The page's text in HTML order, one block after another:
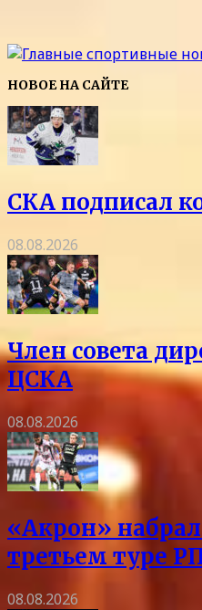
НОВОЕ НА САЙТЕ
СКА подписал
08.08.2026
Член совета
ЦСКА
08.08.2026
«Акрон»
третьем туре
08.08.2026